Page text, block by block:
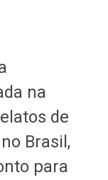
na
de
Brasil,
para